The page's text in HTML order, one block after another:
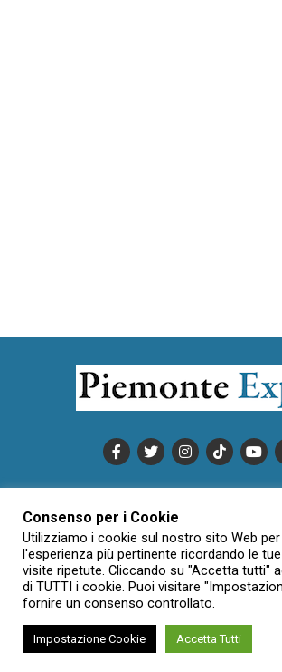
INFORMATIVA SULLA
CONDIZIONI DI UTILIZZO
DATI
CREDITS
Creative Commons Attribuzione - Non
derivate 3.0 Italia (CC BY-NC-ND 3.0
Consenso per i Cookie
Utilizziamo i cookie sul nostro sito Web
l'esperienza più pertinente ricordando le
visite ripetute. Cliccando su "Accetta tutti"
di TUTTI i cookie. Puoi visitare
fornire un consenso controllato.
Impostazione Cookie Accetta Tutti